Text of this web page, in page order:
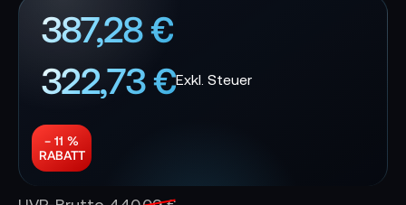
387,28 €
322,73 €
− 11 %
RABATT